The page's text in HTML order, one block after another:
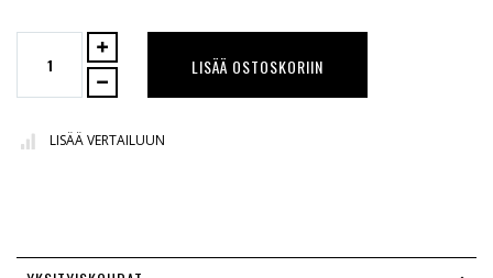
LISÄÄ OSTOSKORIIN
LISÄÄ VERTAILUUN